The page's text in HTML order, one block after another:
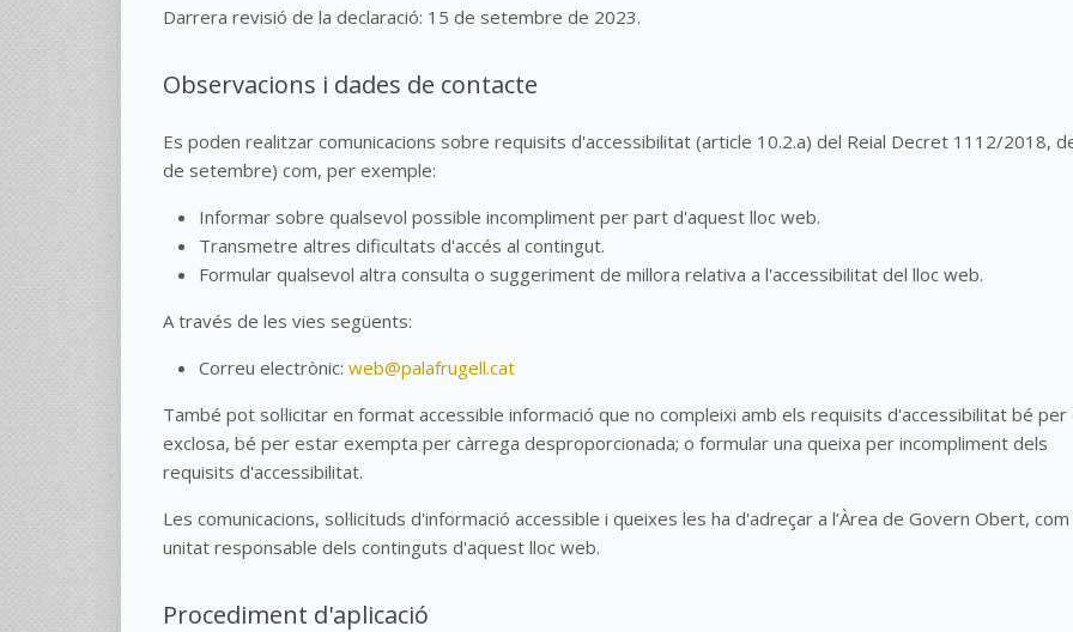
Darrera revisió de la declaració: 15 de setembre de 2023.
Observacions i dades de contacte
Es poden realitzar comunicacions sobre requisits d'accessibilitat (article 10.2.a) del Reial Decret 1112/2018,
de setembre) com, per exemple:
Informar sobre qualsevol possible incompliment per part d'aquest lloc web.
Transmetre altres dificultats d'accés al contingut.
Formular qualsevol altra consulta o suggeriment de millora relativa a l'accessibilitat del lloc web.
A través de les vies següents:
Correu electrònic: web@palafrugell.cat
També pot sol·licitar en format accessible informació que no compleixi amb els requisits d'accessibilitat bé
exclosa, bé per estar exempta per càrrega desproporcionada; o formular una queixa per incompliment dels
requisits d'accessibilitat.
Les comunicacions, sol·licituds d'informació accessible i queixes les ha d'adreçar a l’Àrea de Govern Obert, com
unitat responsable dels continguts d'aquest lloc web.
Procediment d'aplicació